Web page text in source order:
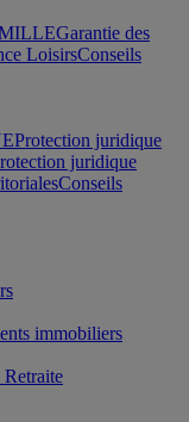
Garantie des
LoisirsConseils
Protection juridique
juridique
Conseils